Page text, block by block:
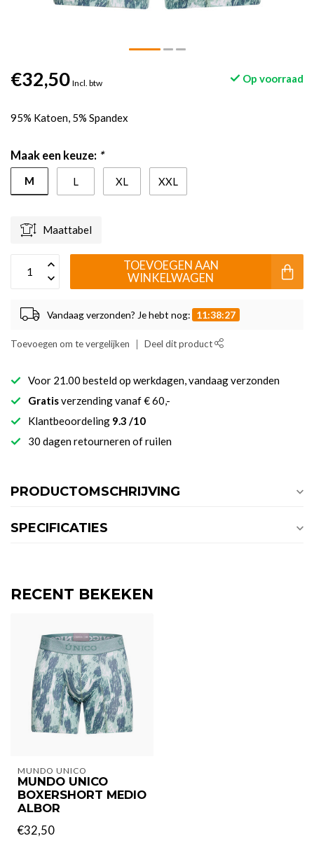
€32,50 Incl. btw Op voorraad
95% Katoen, 5% Spandex
Maak een keuze: *
M L XL XXL
Maattabel
TOEVOEGEN AAN
WINKELWAGEN
Vandaag verzonden? Je hebt nog: 11:38:27
Toevoegen om te vergelijken Deel dit product
Voor 21.00 besteld op werkdagen, vandaag verzonden
Gratisverzending vanaf € 60,-
Klantbeoordeling 9.3 /10
30 dagen retourneren of ruilen
PRODUCTOMSCHRIJVING
SPECIFICATIES
RECENT BEKEKEN
MUNDO UNICO
MUNDO UNICO
BOXERSHORT MEDIO
ALBOR
€32,50